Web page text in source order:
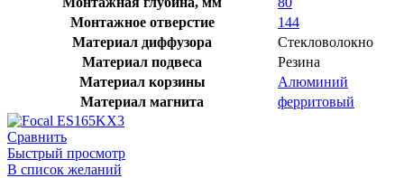
Монтажное отверстие
144
Материал диффузора
Стекловолокно
Материал подвеса
Резина
Материал корзины
Алюминий
Материал магнита
ферритовый
Сравнить
Быстрый просмотр
В список желаний